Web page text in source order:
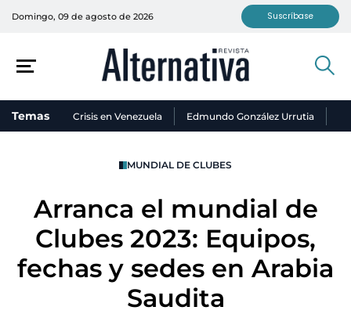
Domingo, 09 de agosto de 2026 Suscríbase
Temas Crisis en Venezuela Edmundo González Urrutia
MUNDIAL DE CLUBES
Arranca el mundial de
Clubes 2023: Equipos,
fechas y sedes en Arabia
Saudita